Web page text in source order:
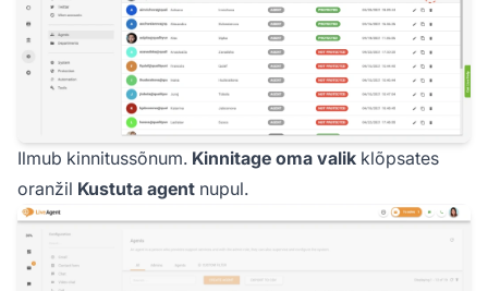
Ilmub kinnitussõnum. Kinnitage oma valik klõpsates
oranžil Kustuta agent nupul.